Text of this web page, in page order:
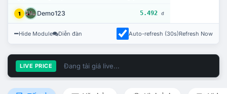
1 Demo123 5.492 đ
Hide Module Diễn đàn Auto-refresh (30s)Refresh Now
LIVE PRICE Đang tải giá live...